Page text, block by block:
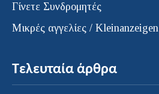
Γίνετε Συνδρομητές
Μικρές αγγελίες / Kleinanzeigen
Τελευταία άρθρα